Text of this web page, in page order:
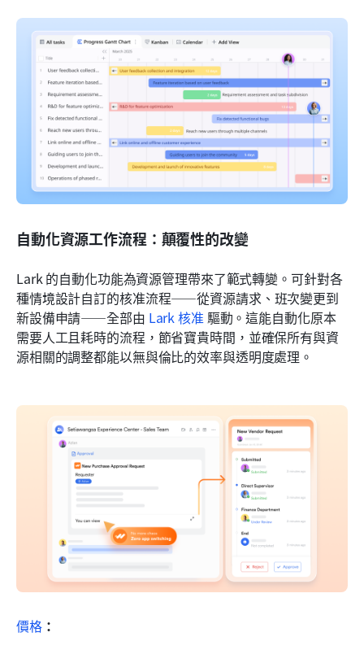
自動化資源工作流程：顛覆性的改變
Lark 的自動化功能為資源管理帶來了範式轉變。可針對各
種情境設計自訂的核准流程——從資源請求、班次變更到
新設備申請——全部由 Lark 核准 驅動。這能自動化原本
需要人工且耗時的流程，節省寶貴時間，並確保所有與資
源相關的調整都能以無與倫比的效率與透明度處理。
價格：